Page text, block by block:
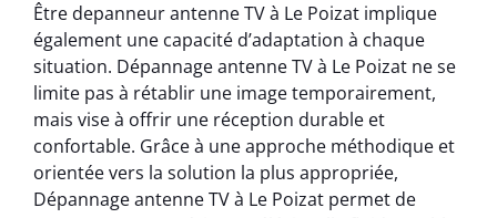
Être depanneur antenne TV à Le Poizat implique
également une capacité d’adaptation à chaque
situation. Dépannage antenne TV à Le Poizat ne se
limite pas à rétablir une image temporairement,
mais vise à offrir une réception durable et
confortable. Grâce à une approche méthodique et
orientée vers la solution la plus appropriée,
Dépannage antenne TV à Le Poizat permet de